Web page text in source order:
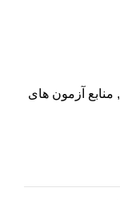
, منابع آزمون های